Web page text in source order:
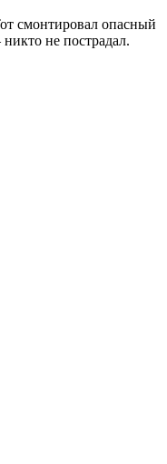
смонтировал опасный
не пострадал.